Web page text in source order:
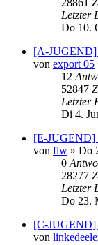
Letzter
Do 10.
[A-JUGEND]
von export 05
12
52847
Letzter
Di 4.
[E-JUGEND]
von flw » Do
0
28277
Letzter
Do 23.
[C-
von